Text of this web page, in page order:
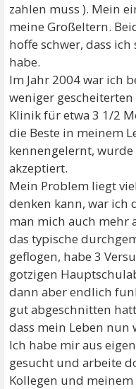
zahlen muss ). Mein
meine Großeltern.
hoffe schwer, dass
habe.
Im Jahr 2004 war ich
weniger
Klinik für etwa 3 1/2
die Beste in meinem
kennengelernt,
akzeptiert.
Mein Problem liegt
denken kann, war ich
man mich auch mehr
das typische
geflogen, habe 3
gotzigen
dann aber endlich
gut abgeschnitten
dass mein Leben nun
Ich habe mir aus
gesucht und arbeite
Kollegen und